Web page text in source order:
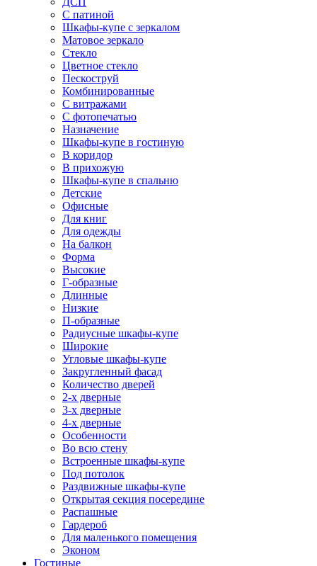
С патиной
Шкафы-купе с зеркалом
Матовое зеркало
Стекло
Цветное стекло
Пескоструй
Комбинированные
С витражами
С фотопечатью
Назначение
Шкафы-купе в гостиную
В коридор
В прихожую
Шкафы-купе в спальню
Детские
Офисные
Для книг
Для одежды
На балкон
Форма
Высокие
Г-образные
Длинные
Низкие
П-образные
Радиусные шкафы-купе
Широкие
Угловые шкафы-купе
Закругленный фасад
Количество дверей
2-х дверные
3-х дверные
4-х дверные
Особенности
Во всю стену
Встроенные шкафы-купе
Под потолок
Раздвижные шкафы-купе
Открытая секция посередине
Распашные
Гардероб
Для маленького помещения
Эконом
Гостиные